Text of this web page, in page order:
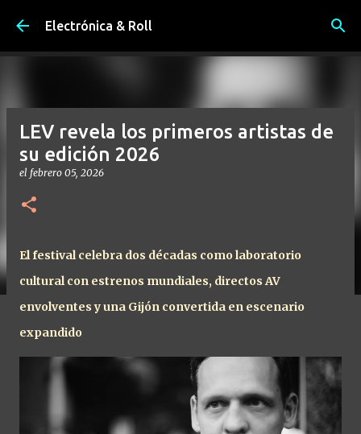
Ir al contenido principal
Electrónica & Roll
LEV revela los primeros artistas de
su edición 2026
el febrero 05, 2026
El festival celebra dos décadas como laboratorio
cultural con estrenos mundiales, directos AV
envolventes y una Gijón convertida en escenario
expandido